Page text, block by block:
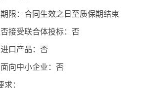
限：合同生效之日至质保期结束
接受联合体投标：否
口产品：否
向中小企业：否
：